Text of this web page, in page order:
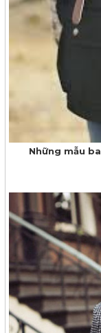
Những mẫu